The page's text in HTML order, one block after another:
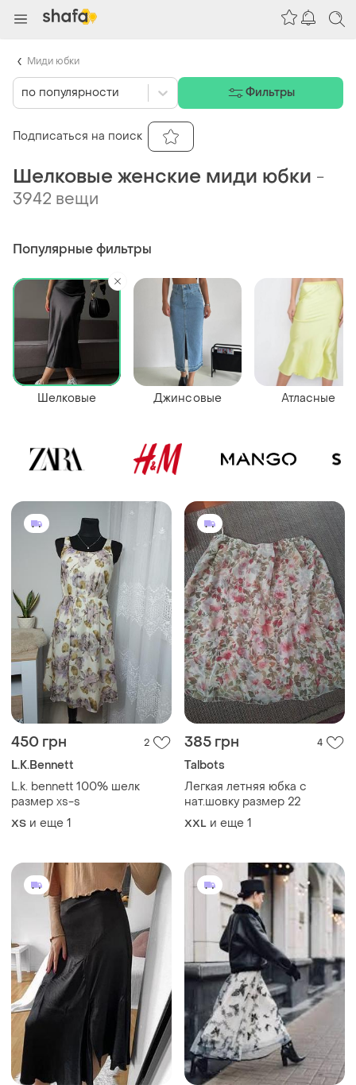
Шелковые женские миди юбки -
3942 вещи
450 грн 2
L.K.Bennett
L.k. bennett 100% шелк
размер xs-s
ХS и еще 1
385 грн 4
Talbots
Легкая летняя юбка с
нат.шовку размер 22
XXL и еще 1
Популярные фильтры
Шелковые Джинсовые Атласные
по популярности Фильтры
Подписаться на поиск
Миди юбки